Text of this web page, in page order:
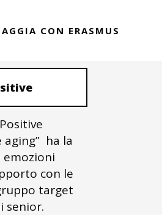
CON ERASMUS
ha la
con le
target
senior.